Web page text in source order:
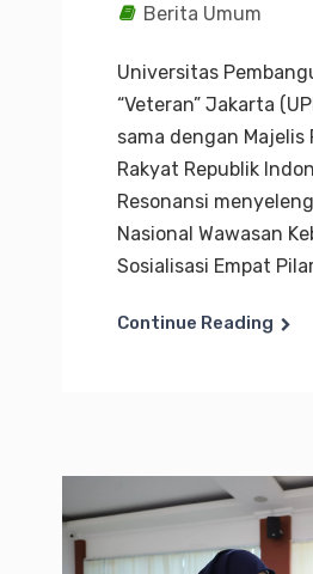
Berita Umum
Universitas
“Veteran” Jakarta
sama dengan
Rakyat Republik
Resonansi
Nasional Wawasan
Sosialisasi Empat Pilar
Continue Reading